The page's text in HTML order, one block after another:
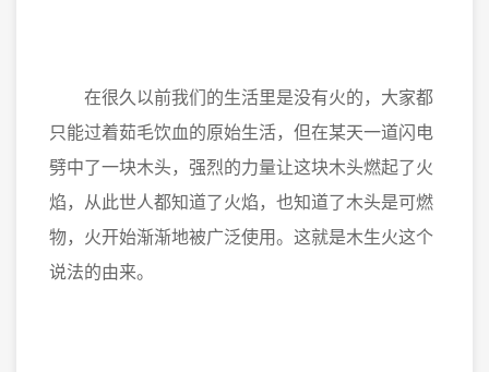
在很久以前我们的生活里是没有火的，大家都
只能过着茹毛饮血的原始生活，但在某天一道闪电
劈中了一块木头，强烈的力量让这块木头燃起了火
焰，从此世人都知道了火焰，也知道了木头是可燃
物，火开始渐渐地被广泛使用。这就是木生火这个
说法的由来。